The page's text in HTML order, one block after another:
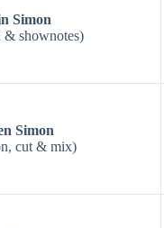
Simon
& shownotes)
Simon
cut & mix)